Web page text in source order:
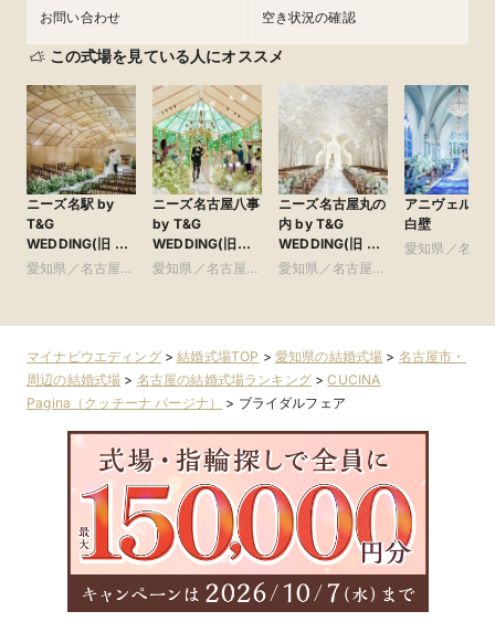
お問い合わせ 空き状況の確認
この式場を見ている人にオススメ
ニーズ名駅 by
T&G
WEDDING(旧 イ
ンフィニート 名
愛知県／名古屋
ニーズ名古屋八事
by T&G
WEDDING(旧
アーヴェリール迎
愛知県／名古屋
ニーズ名古屋丸の
内 by T&G
WEDDING(旧 ト
リフォーリア
愛知県／名古屋
アニヴェルセ
白壁
愛知県／名古
マイナビウエディング>結婚式場TOP > 愛知県の結婚式場 > 名古屋市・
周辺の結婚式場 > 名古屋の結婚式場ランキング>CUCINA
Pagina（クッチーナ パージナ）
> ブライダルフェア